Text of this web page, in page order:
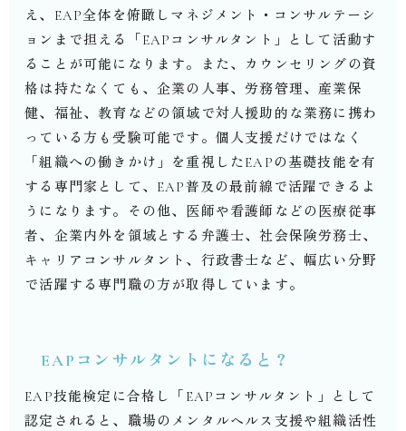
え、 EAP全体を俯瞰しマネジメント・コンサルテーシ
ョンまで担える「 EAP コンサルタント」として活動す
ることが可能になります。また、カウンセリングの資
格は持たなくても、企業の人事、労務管理、産業保
健、福祉、教育などの領域で対人援助的な業務に携わ
っている方も受験可能です。個人支援だけではなく
「組織への働きかけ」を重視したEAP の基礎技能を有
する専門家として、 EAP普及の最前線で活躍できるよ
うになります。その他、医師や看護師などの医療従事
者、企業内外を領域とする弁護士、社会保険労務士、
キャリアコンサルタント、行政書士など、幅広い分野
で活躍する専門職の方が取得しています。
EAP コンサルタントになると？
EAP技能検定に合格し「 EAP コンサルタント」として
認定されると、職場のメンタルヘルス支援や組織活性